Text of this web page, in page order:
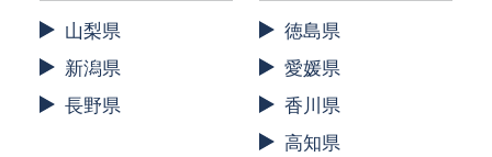
山梨県
新潟県
長野県
徳島県
愛媛県
香川県
高知県